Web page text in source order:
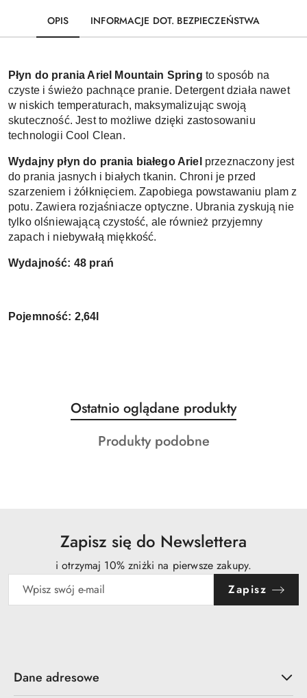
OPIS INFORMACJE DOT. BEZPIECZEŃSTWA
Płyn do prania Ariel Mountain Spring to sposób na
czyste i świeżo pachnące pranie. Detergent działa nawet
w niskich temperaturach, maksymalizując swoją
skuteczność. Jest to możliwe dzięki zastosowaniu
technologii Cool Clean.
Wydajny płyn do prania białego Ariel przeznaczony jest
do prania jasnych i białych tkanin. Chroni je przed
szarzeniem i żółknięciem. Zapobiega powstawaniu plam z
potu. Zawiera rozjaśniacze optyczne. Ubrania zyskują nie
tylko olśniewającą czystość, ale również przyjemny
zapach i niebywałą miękkość.
Wydajność: 48 prań
Pojemność: 2,64l
Pomiń karuzelę produktów
Produkty
o
statusie:
Ostatnio oglądane produkty
Produkty
Produkty podobne
Zapisz się do Newslettera
i otrzymaj 10% zniżki na pierwsze zakupy.
Zapisz
Dane adresowe